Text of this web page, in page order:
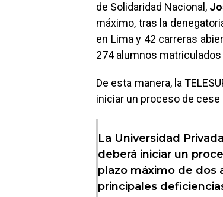
de Solidaridad Nacional,
máximo, tras la
en Lima y 42 carreras
274 alumnos matriculados
De esta manera, la
iniciar un proceso de cese
La Universidad
deberá iniciar un
plazo máximo de dos
principales